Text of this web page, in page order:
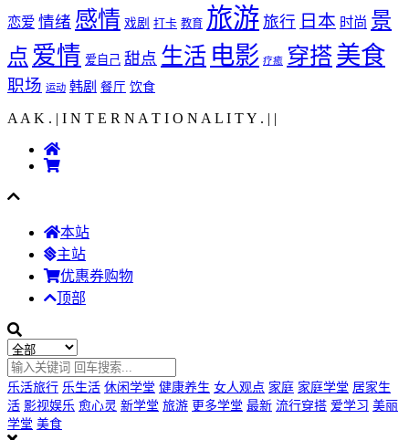
恋爱 情绪 感情 戏剧 打卡 教育 旅游 旅行 日本 时尚 景
点 爱情 爱自己 甜点 生活 电影 疗癒 穿搭美食
职场 运动 韩剧 餐厅 饮食
A A K . | I N T E R N A T I O N A L I T Y . | |
本站
主站
优惠券购物
顶部
乐活旅行 乐生活 休闲学堂 健康养生 女人观点 家庭 家庭学堂 居家生
活 影视娱乐 愈心灵 新学堂 旅游 更多学堂 最新 流行穿搭 爱学习 美丽
学堂 美食